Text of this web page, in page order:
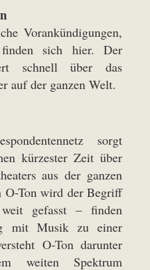
Vorankündigungen,
sich hier. Der
schnell über das
auf der ganzen Welt.
sorgt
kürzester Zeit über
aus der ganzen
Ton wird der Begriff
gefasst – finden
mit Musik zu einer
O-Ton darunter
weiten Spektrum